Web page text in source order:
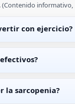
con ejercicio?
la sarcopenia?